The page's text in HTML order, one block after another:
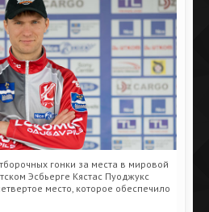
гонки за места в мировой
Эсбьерге Кястас Пуоджукс
место, которое обеспечило